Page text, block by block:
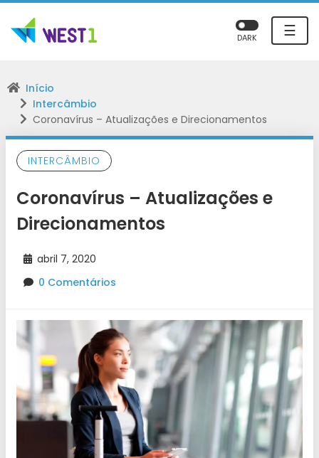
☰
DARK
Início
Intercâmbio
Coronavírus – Atualizações e Direcionamentos
INTERCÂMBIO
Coronavírus – Atualizações e
Direcionamentos
abril 7, 2020
0 Comentários